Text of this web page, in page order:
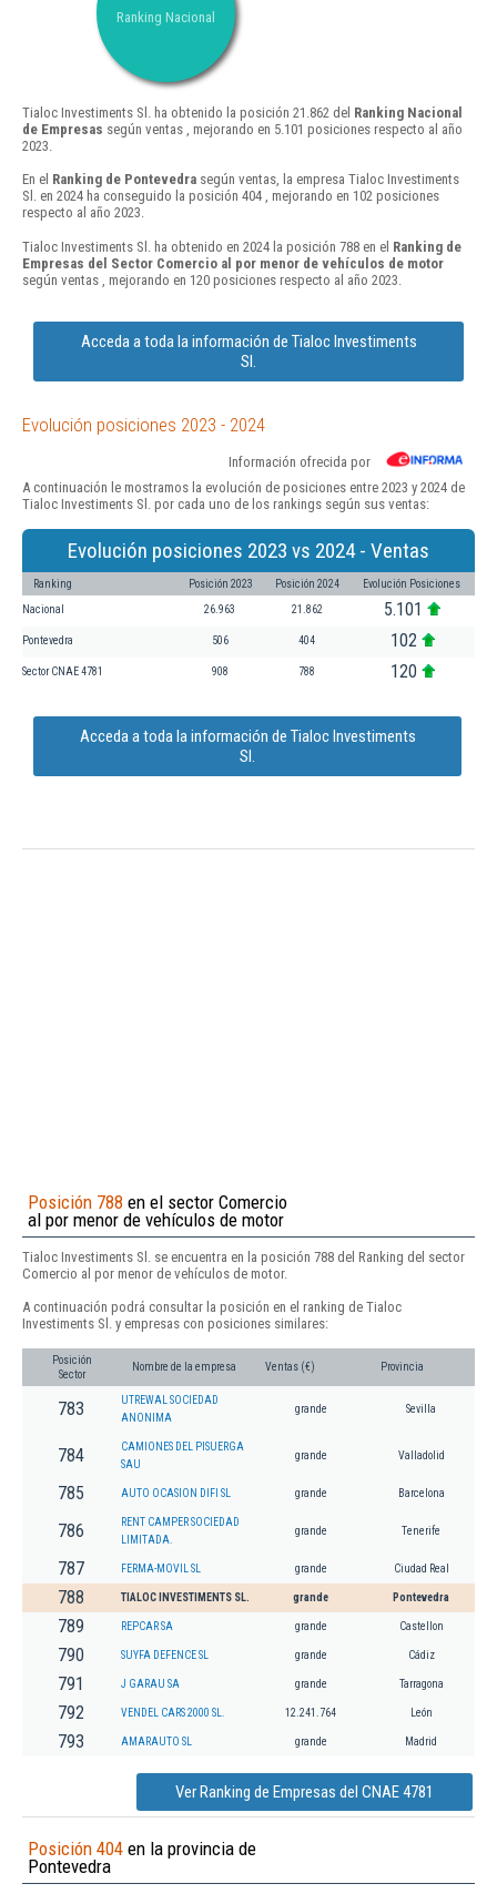
Ranking Nacional
Tialoc Investiments Sl. ha obtenido la posición 21.862 del Ranking Nacional
de Empresas según ventas , mejorando en 5.101 posiciones respecto al año
2023.
En el Ranking de Pontevedra según ventas, la empresa Tialoc Investiments
Sl. en 2024 ha conseguido la posición 404 , mejorando en 102 posiciones
respecto al año 2023.
Tialoc Investiments Sl. ha obtenido en 2024 la posición 788 en el Ranking de
Empresas del Sector Comercio al por menor de vehículos de motor
según ventas , mejorando en 120 posiciones respecto al año 2023.
Acceda a toda la información de Tialoc Investiments
Sl.
Evolución posiciones 2023 - 2024
Información ofrecida por
A continuación le mostramos la evolución de posiciones entre 2023 y 2024 de
Tialoc Investiments Sl. por cada uno de los rankings según sus ventas:
Evolución posiciones 2023 vs 2024 - Ventas
Ranking Posición 2023 Posición 2024 Evolución Posiciones
Nacional 26.963 21.862 5.101
Pontevedra 506 404 102
Sector CNAE 4781 908 788 120
Acceda a toda la información de Tialoc Investiments
Sl.
Posición 788 en el sector Comercio
al por menor de vehículos de motor
Tialoc Investiments Sl. se encuentra en la posición 788 del Ranking del sector
Comercio al por menor de vehículos de motor.
A continuación podrá consultar la posición en el ranking de Tialoc
Investiments Sl. y empresas con posiciones similares:
Posición
Sector
Nombre de la empresa Ventas (€) Provincia
783
UTREWAL SOCIEDAD
ANONIMA
grande Sevilla
784
CAMIONES DEL PISUERGA
SAU
grande Valladolid
785 AUTO OCASION DIFI SL grande Barcelona
786
RENT CAMPER SOCIEDAD
LIMITADA.
grande Tenerife
787 FERMA-MOVIL SL grande Ciudad Real
788 TIALOC INVESTIMENTS SL. grande Pontevedra
789 REPCAR SA grande Castellon
790 SUYFA DEFENCE SL grande Cádiz
791 J GARAU SA grande Tarragona
792 VENDEL CARS 2000 SL. 12.241.764 León
793 AMARAUTO SL grande Madrid
Ver Ranking de Empresas del CNAE 4781
Posición 404 en la provincia de
Pontevedra